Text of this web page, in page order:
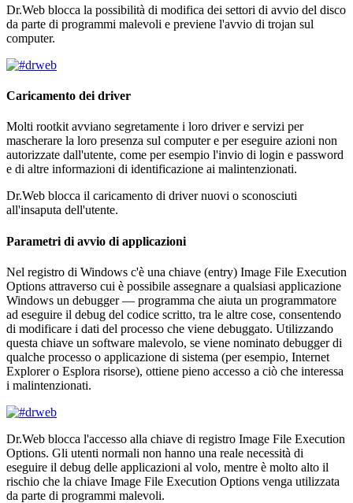
Dr.Web blocca la possibilità di modifica dei settori di avvio del disco
da parte di programmi malevoli e previene l'avvio di trojan sul
computer.
Caricamento dei driver
Molti rootkit avviano segretamente i loro driver e servizi per
mascherare la loro presenza sul computer e per eseguire azioni non
autorizzate dall'utente, come per esempio l'invio di login e password
e di altre informazioni di identificazione ai malintenzionati.
Dr.Web blocca il caricamento di driver nuovi o sconosciuti
all'insaputa dell'utente.
Parametri di avvio di applicazioni
Nel registro di Windows c'è una chiave (entry) Image File Execution
Options attraverso cui è possibile assegnare a qualsiasi applicazione
Windows un debugger — programma che aiuta un programmatore
ad eseguire il debug del codice scritto, tra le altre cose, consentendo
di modificare i dati del processo che viene debuggato. Utilizzando
questa chiave un software malevolo, se viene nominato debugger di
qualche processo o applicazione di sistema (per esempio, Internet
Explorer o Esplora risorse), ottiene pieno accesso a ciò che interessa
i malintenzionati.
Dr.Web blocca l'accesso alla chiave di registro Image File Execution
Options. Gli utenti normali non hanno una reale necessità di
eseguire il debug delle applicazioni al volo, mentre è molto alto il
rischio che la chiave Image File Execution Options venga utilizzata
da parte di programmi malevoli.